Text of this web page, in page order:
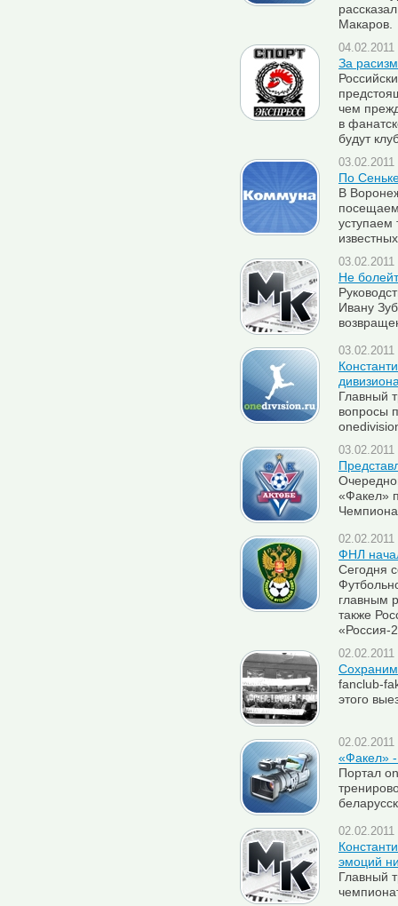
Макаров.
За
чем
в
будут
По
В
уступаем
Не
Ивану
Главный
вопросы
«Факел»
ФНЛ
Сегодня
главным
также
«Россия-
fanclub-
этого
«Факел»
Портал
эмоций
Главный